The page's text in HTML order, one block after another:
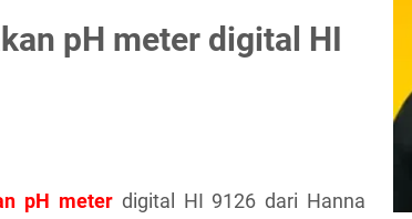
pH meter digital HI
pH meter digital HI 9126 dari Hanna